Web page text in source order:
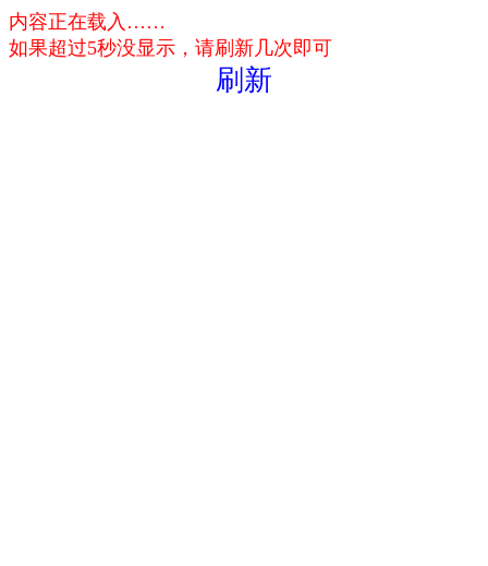
内容正在载入……
如果超过5秒没显示，请刷新几次即可
刷新